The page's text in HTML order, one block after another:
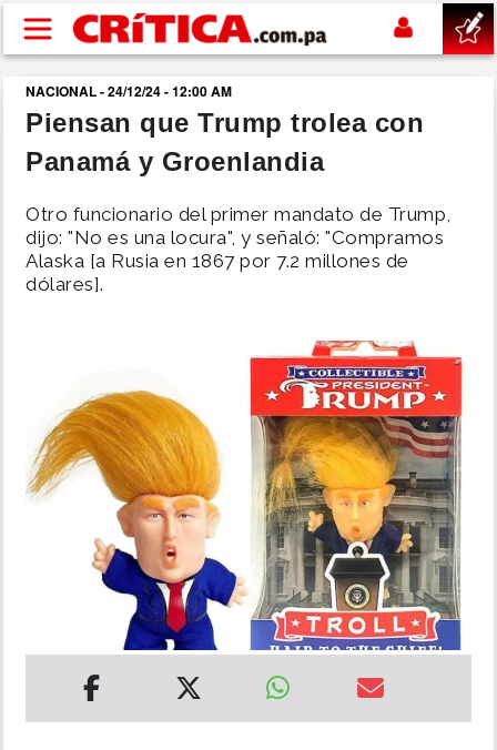
Pasar al contenido principal
buscar
SUCESOS
NACIONAL
POLÍTICA
DEPORTES
MUNDO
INSÓLITAS
NACIONAL - 24/12/24 - 12:00 AM
Piensan que Trump trolea con
Panamá y Groenlandia
Otro funcionario del primer mandato de Trump,
dijo: "No es una locura", y señaló: "Compramos
Alaska [a Rusia en 1867 por 7.2 millones de
dólares].